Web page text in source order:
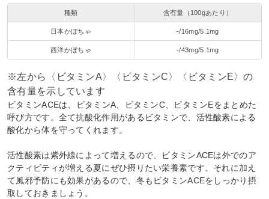
種類 含有量（100gあたり）
日本かぼちゃ -/16mg/5.1mg
西洋かぼちゃ -/43mg/5.1mg
※左から〈ビタミンA〉〈ビタミンC〉〈ビタミンE〉の
含有量を示しています
ビタミンACEは、ビタミンA、ビタミンC、ビタミンEをまとめた
呼び方です。全て抗酸化作用があるビタミンで、活性酸素による
酸化から体を守ってくれます。
活性酸素は紫外線によって増えるので、ビタミンACEは外でのア
クティビティが増える夏にぜひ摂りたい栄養素です。それに加え
て風邪予防にも効果があるので、冬もビタミンACEをしっかり摂
取しておきましょう。